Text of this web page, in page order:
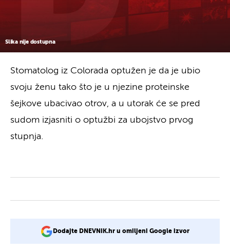
Slika nije dostupna
Stomatolog iz Colorada optužen je da je ubio
svoju ženu tako što je u njezine proteinske
šejkove ubacivao otrov, a u utorak će se pred
sudom izjasniti o optužbi za ubojstvo prvog
stupnja.
Dodajte DNEVNIK.hr u omiljeni Google izvor